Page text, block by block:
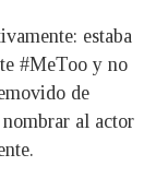
estaba
#MeToo y no
de
al actor